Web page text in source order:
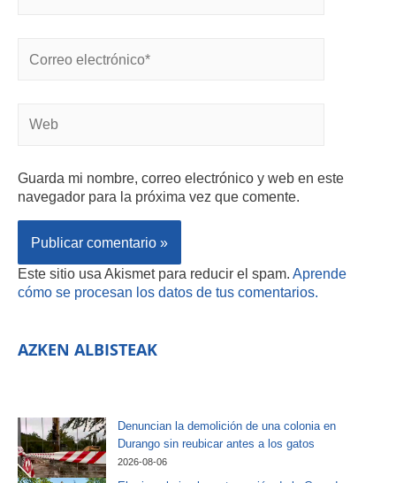
Guarda mi nombre, correo electrónico y web en este
navegador para la próxima vez que comente.
Este sitio usa Akismet para reducir el spam. Aprende
cómo se procesan los datos de tus comentarios.
AZKEN ALBISTEAK
Denuncian la demolición de una colonia en
Durango sin reubicar antes a los gatos
2026-08-06